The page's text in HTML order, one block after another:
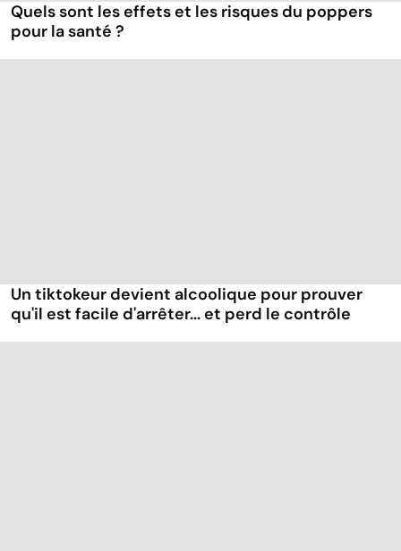
Quels sont les effets et les risques du poppers
pour la santé ?
Un tiktokeur devient alcoolique pour prouver
qu'il est facile d'arrêter... et perd le contrôle